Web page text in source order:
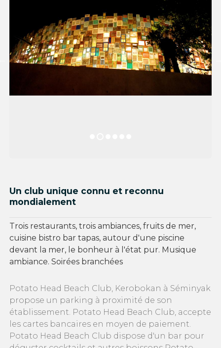
Un club unique connu et reconnu
mondialement
Trois restaurants, trois ambiances, fruits de mer,
cuisine bistro bar tapas, autour d'une piscine
devant la mer, le bonheur à l'état pur. Musique
ambiance. Soirées branchées
Potato Head Beach Club, Kerobokan à Séminyak
propose un parking à proximité de son
établissement. Potato Head Beach Club, accepte
les cartes bancaires en moyen de paiement.
Potato Head Beach Club dispose d'un bar pour